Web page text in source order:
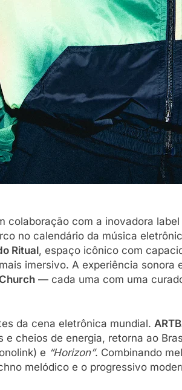
colaboração com a inovadora label
no calendário da música
Ritual, espaço icônico com
imersivo. A experiência sonora
— cada uma com uma
da cena eletrônica mundial.
cheios de energia, retorna ao
e “Horizon”. Combinando
melódico e o progressivo